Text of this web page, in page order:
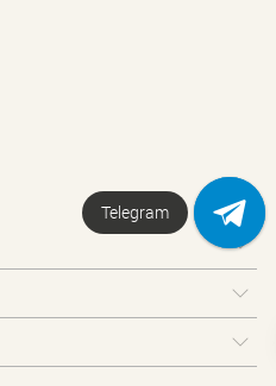
Telegram